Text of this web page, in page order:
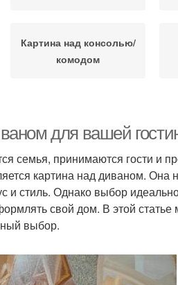
Картина над консолью/
комодом
комфорте
Картины в современном
интерьере
Место для картины
для вашей
семья, принимаются гости и
картина над диваном. Она
и стиль. Однако выбор
свой дом. В этой
выбор.